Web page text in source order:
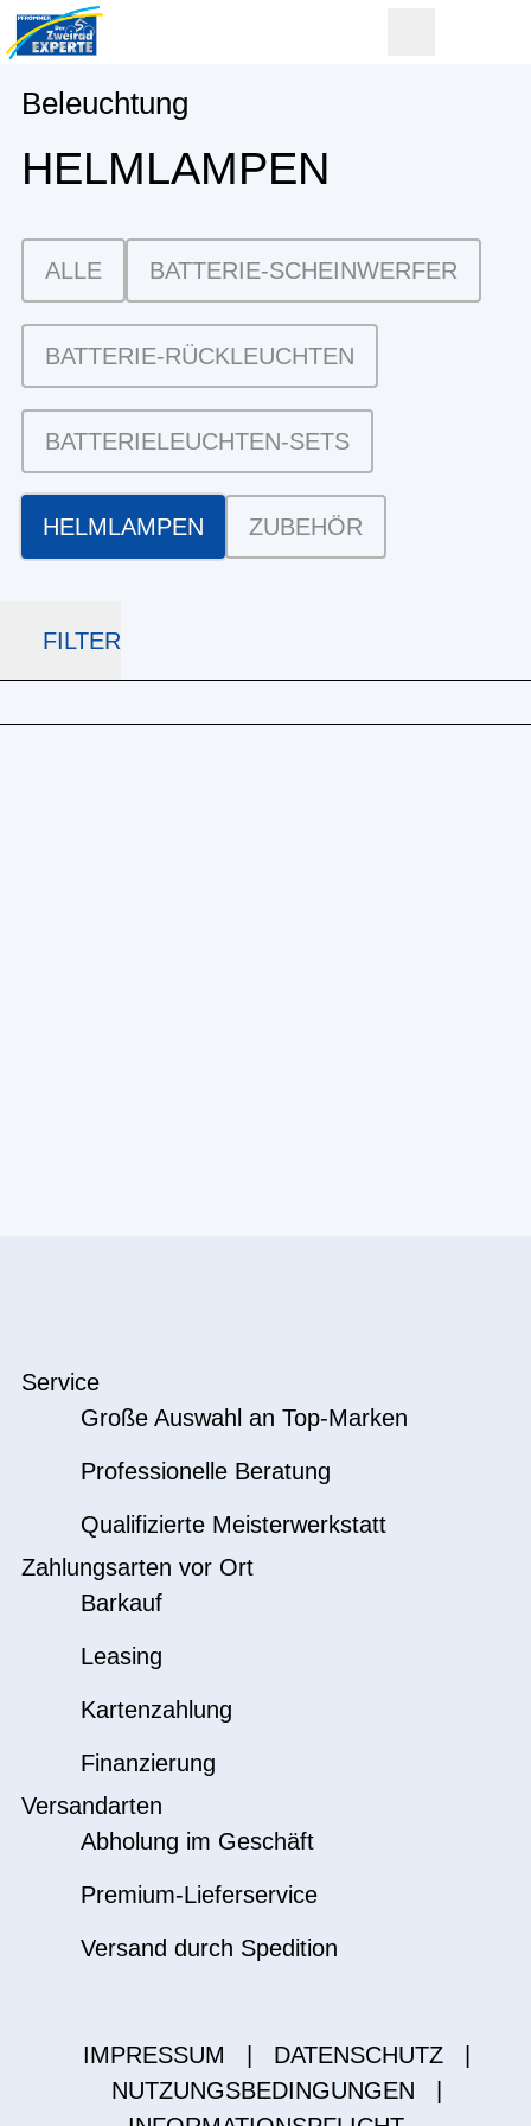
Beleuchtung
HELMLAMPEN
ALLE BATTERIE-SCHEINWERFER
BATTERIE-RÜCKLEUCHTEN
BATTERIELEUCHTEN-SETS
HELMLAMPEN ZUBEHÖR
FILTER
Service
Große Auswahl an Top-Marken
Professionelle Beratung
Qualifizierte Meisterwerkstatt
Zahlungsarten vor Ort
Barkauf
Leasing
Kartenzahlung
Finanzierung
Versandarten
Abholung im Geschäft
Premium-Lieferservice
Versand durch Spedition
IMPRESSUM DATENSCHUTZ
NUTZUNGSBEDINGUNGEN